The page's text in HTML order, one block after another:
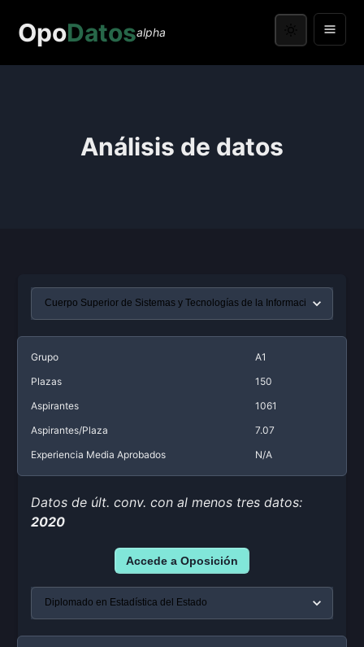
OpoDatosalpha
Análisis de datos
Grupo
A1
Plazas
150
Aspirantes
1061
Aspirantes/Plaza
7.07
Experiencia Media Aprobados
N/A
Datos de últ. conv. con al menos tres datos:
2020
Accede a Oposición